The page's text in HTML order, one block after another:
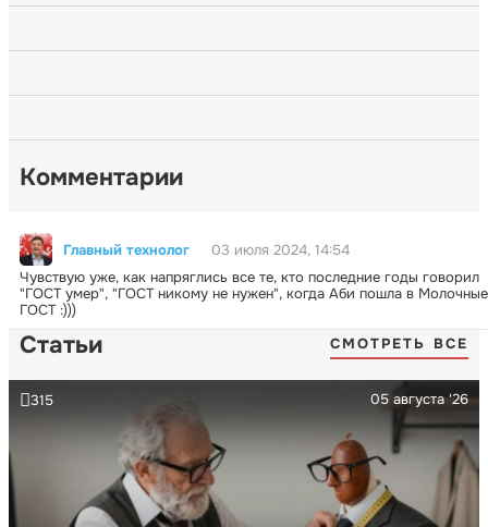
Комментарии
Главный технолог
03 июля 2024, 14:54
Чувствую уже, как напряглись все те, кто последние годы говорил
"ГОСТ умер", "ГОСТ никому не нужен", когда Аби пошла в Молочные
ГОСТ :)))
Статьи СМОТРЕТЬ ВСЕ
05 августа '26
315